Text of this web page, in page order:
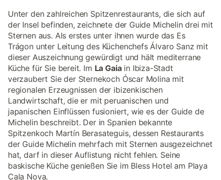
Unter den zahlreichen Spitzenrestaurants, die sich auf
der Insel befinden, zeichnete der Guide Michelin drei mit
Sternen aus. Als erstes unter ihnen wurde das Es
Trágon unter Leitung des Küchenchefs Álvaro Sanz mit
dieser Auszeichnung gewürdigt und hält mediterrane
Küche für Sie bereit. Im La Gaiain Ibiza-Stadt
verzaubert Sie der Sternekoch Óscar Molina mit
regionalen Erzeugnissen der ibizenkischen
Landwirtschaft, die er mit peruanischen und
japanischen Einflüssen fusioniert, wie es der Guide de
Michelin beschreibt. Der in Spanien bekannte
Spitzenkoch Martín Berasateguis, dessen Restaurants
der Guide Michelin mehrfach mit Sternen ausgezeichnet
hat, darf in dieser Auflistung nicht fehlen. Seine
baskische Küche genießen Sie im Bless Hotel am Playa
Cala Nova.